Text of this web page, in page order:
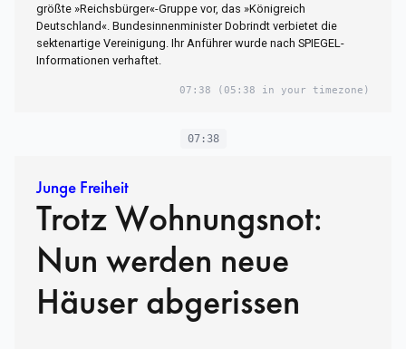
größte »Reichsbürger«-Gruppe vor, das »Königreich
Deutschland«. Bundesinnenminister Dobrindt verbietet die
sektenartige Vereinigung. Ihr Anführer wurde nach SPIEGEL-
Informationen verhaftet.
07:38 (05:38 in your timezone)
07:38
Junge Freiheit
Trotz Wohnungsnot:
Nun werden neue
Häuser abgerissen